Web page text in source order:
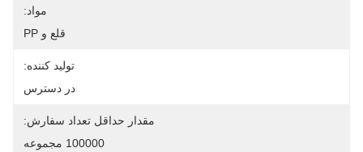
مواد:
قلع و PP
تولید کننده:
در دسترس
مقدار حداقل تعداد سفارش:
100000 مجموعه